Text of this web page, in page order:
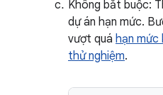
Không bắt buộc:
dự án hạn mức.
vượt quá hạn mức
thử nghiệm.